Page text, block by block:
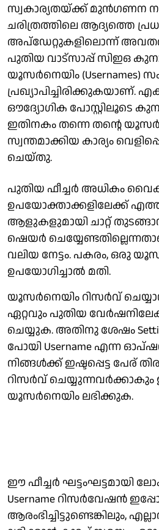
സ്വകാര്യതയ്ക്ക് മുന്‍ഗണന
ചരിത്രത്തിലെ ആദ്യത്തെ
അപ്‌ഡേറ്റുകളിലൊന്ന്
പുതിയ വാട്‌സാപ്പ് സിഇഒ
യൂസര്‍നെയിം (Usernames)
പ്രഖ്യാപിച്ചിരിക്കുകയാണ്.
ഔദ്യോഗിക പോസ്റ്റിലൂടെ
ഇതിനകം തന്നെ തന്റെ
സ്വന്തമാക്കിയ കാര്യം
ചെയ്തു.
പുതിയ ഫീച്ചര്‍ അധികം
ഉപയോക്താക്കളിലേക്ക്
ആളുകളുമായി ചാറ്റ്
ഷെയര്‍
വലിയ നേട്ടം. പകരം, ഒരു
ഉപയോഗിച്ചാല്‍ മതി.
യൂസര്‍നെയിം റിസര്‍വ്
ഏറ്റവും പുതിയ
ചെയ്യുക. അതിനു ശേഷം
പോയി Username എന്ന
നിങ്ങള്‍ക്ക് ഇഷ്ടപ്പെട്ട പേര്
റിസര്‍വ് ചെയ്യുന്നവര്‍ക്കാകും
യൂസര്‍നെയിം ലഭിക്കുക.
ഈ ഫീച്ചര്‍ ഘട്ടംഘട്ടമായി
Username റിസര്‍വേഷന്‍
ആരംഭിച്ചിട്ടുണ്ടെങ്കിലും,